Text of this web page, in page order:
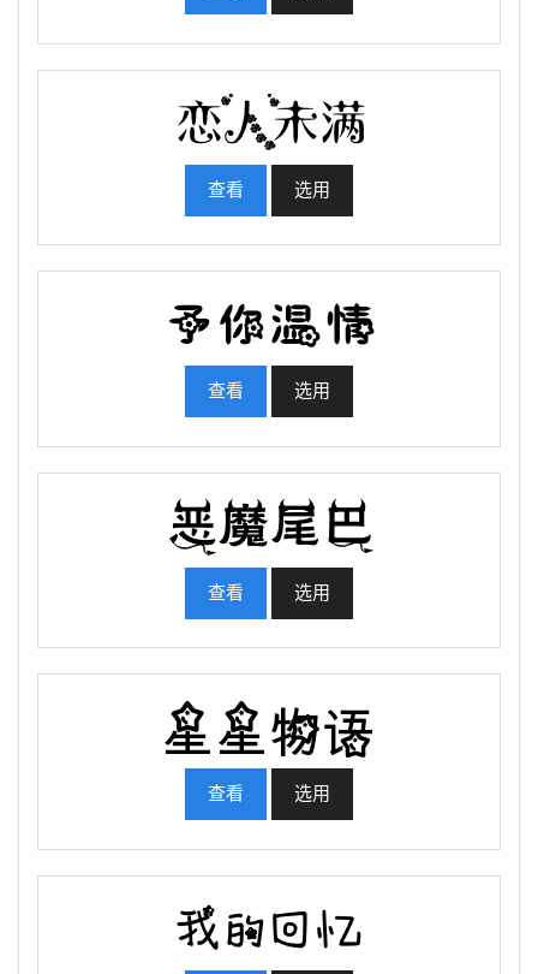
查看 选用
查看 选用
查看 选用
查看 选用